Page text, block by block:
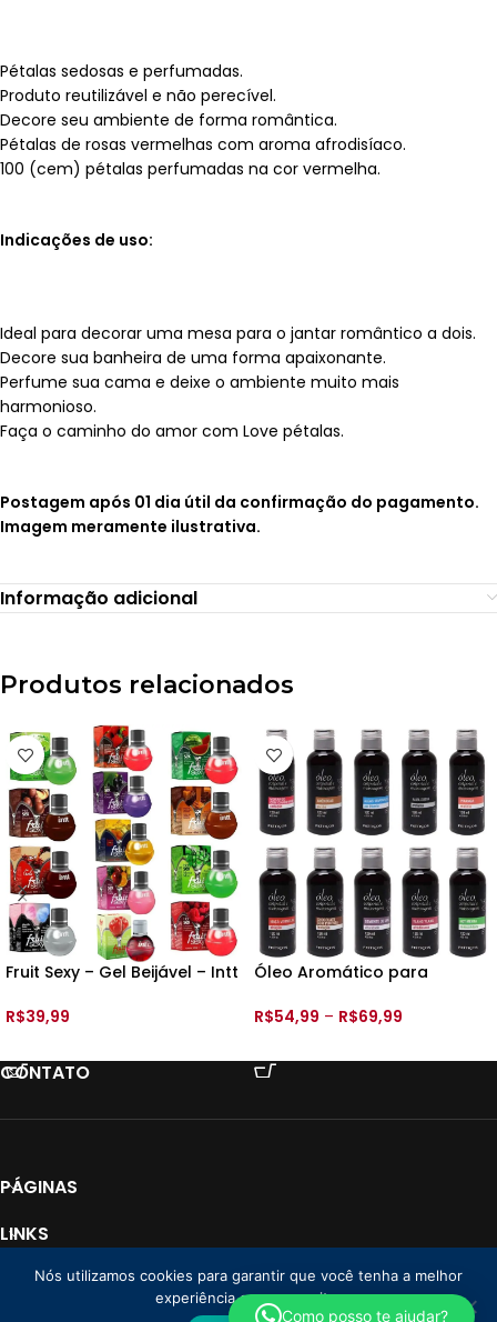
Pétalas sedosas e perfumadas.
Produto reutilizável e não perecível.
Decore seu ambiente de forma romântica.
Pétalas de rosas vermelhas com aroma afrodisíaco.
100 (cem) pétalas perfumadas na cor vermelha.
Indicações de uso:
Ideal para decorar uma mesa para o jantar romântico a dois.
Decore sua banheira de uma forma apaixonante.
Perfume sua cama e deixe o ambiente muito mais
harmonioso.
Faça o caminho do amor com Love pétalas.
Postagem após 01 dia útil da confirmação do pagamento.
Imagem meramente ilustrativa.
Informação adicional
Produtos relacionados
Fruit Sexy – Gel Beijável – Intt
R$39,99
Óleo Aromático para
R$54,99 – R$69,99
CONTATO
PÁGINAS
LINKS
PAGAMENTO
Loja Donna CNPJ: 35.766.478/0001-01 2025 Todos os direitos reservados. |
Como posso te ajudar?
Nós utilizamos cookies para garantir que você tenha a melhor
experiência em nosso site.